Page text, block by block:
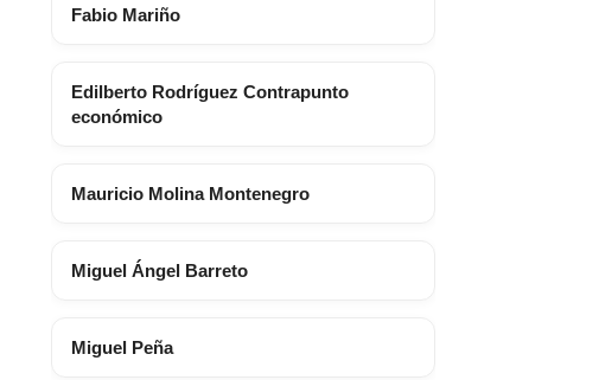
Fabio Mariño
Edilberto Rodríguez Contrapunto
económico
Mauricio Molina Montenegro
Miguel Ángel Barreto
Miguel Peña